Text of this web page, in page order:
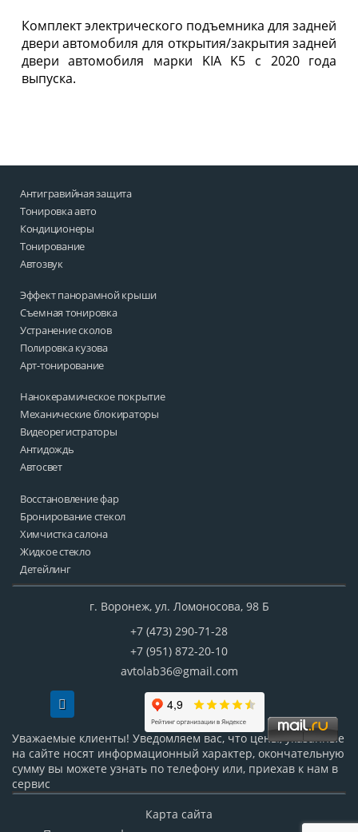
Комплект электрического подъемника для задней
двери автомобиля для открытия/закрытия задней
двери автомобиля марки KIA K5 с 2020 года
выпуска.
Антигравийная защита
Тонировка авто
Кондиционеры
Тонирование
Автозвук
Эффект панорамной крыши
Съемная тонировка
Устранение сколов
Полировка кузова
Арт-тонирование
Нанокерамическое покрытие
Механические блокираторы
Видеорегистраторы
Антидождь
Автосвет
Восстановление фар
Бронирование стекол
Химчистка салона
Жидкое стекло
Детейлинг
г. Воронеж, ул. Ломоносова, 98 Б
+7 (473) 290-71-28
+7 (951) 872-20-10
avtolab36@gmail.com
Уважаемые клиенты! Уведомляем вас, что цены, указанные
на сайте носят информационный характер, окончательную
сумму вы можете узнать по телефону или, приехав к нам в
сервис
Карта сайта